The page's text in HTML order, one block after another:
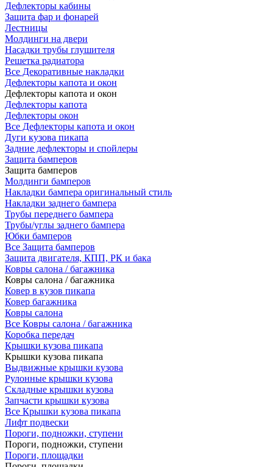
Дефлекторы кабины
Защита фар и фонарей
Лестницы
Молдинги на двери
Насадки трубы глушителя
Решетка радиатора
Все Декоративные накладки
Дефлекторы капота и окон
Дефлекторы капота и окон
Дефлекторы капота
Дефлекторы окон
Все Дефлекторы капота и окон
Дуги кузова пикапа
Задние дефлекторы и спойлеры
Защита бамперов
Защита бамперов
Молдинги бамперов
Накладки бампера оригинальный стиль
Накладки заднего бампера
Трубы переднего бампера
Трубы/углы заднего бампера
Юбки бамперов
Все Защита бамперов
Защита двигателя, КПП, РК и бака
Ковры салона / багажника
Ковры салона / багажника
Ковер в кузов пикапа
Ковер багажника
Ковры салона
Все Ковры салона / багажника
Коробка передач
Крышки кузова пикапа
Крышки кузова пикапа
Выдвижные крышки кузова
Рулонные крышки кузова
Складные крышки кузова
Запчасти крышки кузова
Все Крышки кузова пикапа
Лифт подвески
Пороги, подножки, ступени
Пороги, подножки, ступени
Пороги, площадки